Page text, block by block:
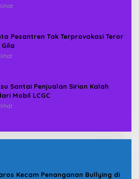
Pesantren Tak Terprovokasi Teror
Santai Penjualan Sirion Kalah
Mobil LCGC
Kecam Penanganan Bullying di